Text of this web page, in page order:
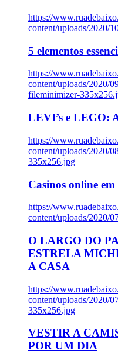
https://
content/uploads/2020/
5 elementos
https://
content/uploads/2020/
fileminimizer-
LEVI’s e LEGO:
https://
content/uploads/2020/
335x256.jpg
Casinos online
https://
content/uploads/2020/
O LARGO DO
ESTRELA
A CASA
https://
content/uploads/2020/
335x256.jpg
VESTIR A
POR UM DIA